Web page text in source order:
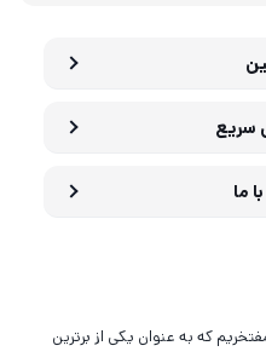
سریع
ما
که به عنوان یکی از برترین